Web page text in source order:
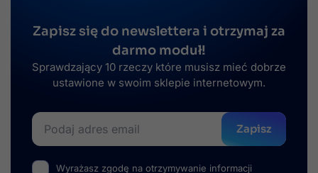
Zapisz się do newslettera i otrzymaj za
darmo moduł!
Sprawdzający 10 rzeczy które musisz mieć dobrze
ustawione w swoim sklepie internetowym.
Zapisz
Wyrażasz zgodę na otrzymywanie informacji